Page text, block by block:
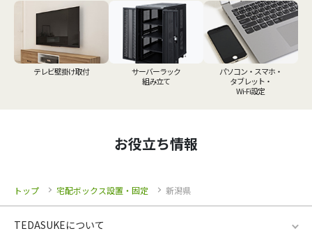
テレビ壁掛け取付
サーバーラック
組み立て
パソコン・スマホ・
タブレット・
Wi-Fi設定
お役立ち情報
トップ 宅配ボックス設置・固定 新潟県
TEDASUKEについて